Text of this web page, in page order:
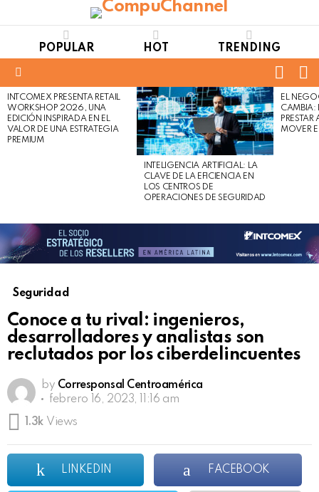
POPULAR HOT TRENDING
LATEST
STORIES
INTCOMEX PRESENTA RETAIL
WORKSHOP 2026, UNA
EDICIÓN INSPIRADA EN EL
VALOR DE UNA ESTRATEGIA
PREMIUM
INTELIGENCIA ARTIFICIAL: LA
CLAVE DE LA EFICIENCIA EN
LOS CENTROS DE
OPERACIONES DE SEGURIDAD
EL
CAMBIA:
MOVER
Seguridad
Conoce a tu rival: ingenieros,
desarrolladores y analistas son
reclutados por los ciberdelincuentes
by Corresponsal Centroamérica
febrero 16, 2023, 11:16 am
1.3k Views
LINKEDIN FACEBOOK